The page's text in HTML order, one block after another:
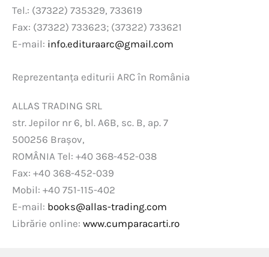
Tel.: (37322) 735329, 733619
Fax: (37322) 733623; (37322) 733621
E-mail: info.edituraarc@gmail.com
Reprezentanța editurii ARC în România
ALLAS TRADING SRL
str. Jepilor nr 6, bl. A6B, sc. B, ap. 7
500256 Brașov,
ROMÂNIA Tel: +40 368-452-038
Fax: +40 368-452-039
Mobil: +40 751-115-402
E-mail: books@allas-trading.com
Librărie online: www.cumparacarti.ro